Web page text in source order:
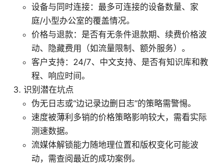
设备与同时连接：最多可连接的设备数量、家
庭/小型办公室的覆盖情况。
价格与退款：是否有无条件退款期、续费价格波
动、隐藏费用（如流量限制、额外服务）。
客户支持：24/7、中文支持、是否有知识库和教
程、响应时间。
识别潜在坑点
伪无日志或“边记录边删日志”的策略需警惕。
速度被薄利多销的价格策略影响较大，需看实际
测速数据。
流媒体解锁能力随地理位置和版权变化可能波
动，需查阅最近的成功案例。